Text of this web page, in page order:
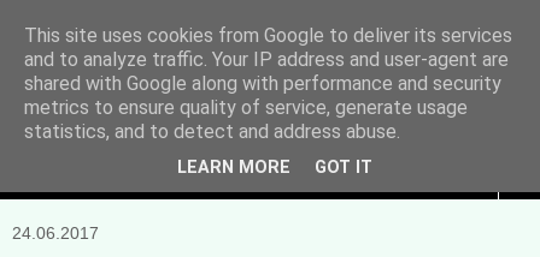
Manuela Sonntag
Bücher, Blogs & mehr
24.06.2017
This site uses cookies from Google to deliver its services
and to analyze traffic. Your IP address and user-agent are
shared with Google along with performance and security
metrics to ensure quality of service, generate usage
statistics, and to detect and address abuse.
LEARN MORE GOT IT